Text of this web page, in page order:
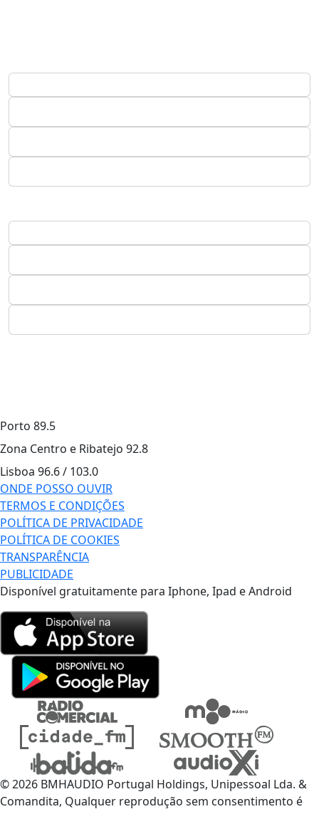
Porto 89.5
Zona Centro e Ribatejo 92.8
Lisboa 96.6 / 103.0
ONDE POSSO OUVIR
TERMOS E CONDIÇÕES
POLÍTICA DE PRIVACIDADE
POLÍTICA DE COOKIES
TRANSPARÊNCIA
PUBLICIDADE
Disponível gratuitamente para Iphone, Ipad e Android
© 2026 BMHAUDIO Portugal Holdings, Unipessoal Lda. &
Comandita, Qualquer reprodução sem consentimento é